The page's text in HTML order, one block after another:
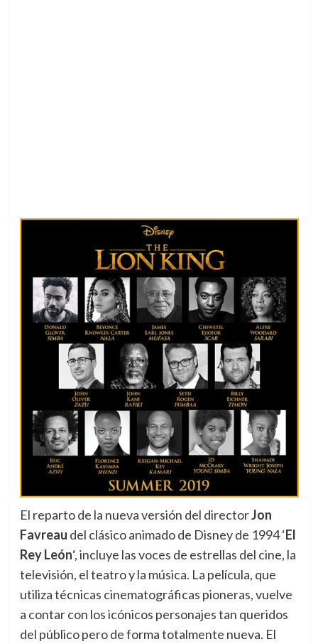
El reparto de la nueva versión del directorJon
Favreau del clásico animado de Disney de 1994 ‘El
Rey León‘,incluye las voces de estrellas del cine, la
televisión, el teatro y la música. La película, que
utiliza técnicas cinematográficas pioneras, vuelve
a contar con los icónicos personajes tan queridos
del público pero de forma totalmente nueva. El